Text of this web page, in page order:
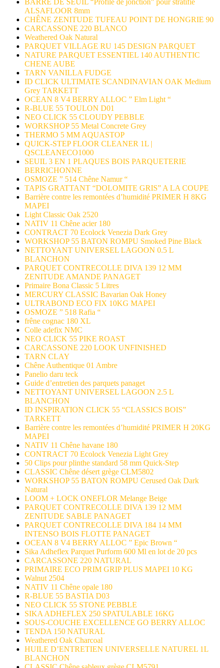
BARRE DE SEUIL “Profilé de jonction” pour stratifié
ALSAFLOOR 8mm
CHÊNE ZENITUDE TUFEAU POINT DE HONGRIE 90
CARCASSONE 220 BLANCO
Weathered Oak Natural
PARQUET VILLAGE RU 145 DESIGN PARQUET
NATURE PARQUET ESSENTIEL 140 AUTHENTIC
CHENE AUBE
TARN VANILLA FUDGE
ID CLICK ULTIMATE SCANDINAVIAN OAK Medium
Grey TARKETT
OCEAN 8 V4 BERRY ALLOC ” Elm Light “
R-BLUE 55 TOULON D01
NEO CLICK 55 CLOUDY PEBBLE
WORKSHOP 55 Metal Concrete Grey
THERMO 5 MM AQUASTOP
QUICK-STEP FLOOR CLEANER 1L |
QSCLEANECO1000
SEUIL 3 EN 1 PLAQUES BOIS PARQUETERIE
BERRICHONNE
OSMOZE ” 514 Chêne Namur “
TAPIS GRATTANT “DOLOMITE GRIS” A LA COUPE
Barrière contre les remontées d’humidité PRIMER H 8KG
MAPEI
Light Classic Oak 2520
NATIV 11 Chêne acier 180
CONTRACT 70 Ecolock Venezia Dark Grey
WORKSHOP 55 BATON ROMPU Smoked Pine Black
NETTOYANT UNIVERSEL LAGOON 0.5 L
BLANCHON
PARQUET CONTRECOLLE DIVA 139 12 MM
ZENITUDE AMANDE PANAGET
Primaire Bona Classic 5 Litres
MERCURY CLASSIC Bavarian Oak Honey
ULTRABOND ECO FIX 10KG MAPEI
OSMOZE ” 518 Rafia “
frêne cognac 180 XL
Colle adefix NMC
NEO CLICK 55 PIKE ROAST
CARCASSONE 220 LOOK UNFINISHED
TARN CLAY
Chêne Authentique 01 Ambre
Panelio daru teck
Guide d’entretien des parquets panaget
NETTOYANT UNIVERSEL LAGOON 2.5 L
BLANCHON
ID INSPIRATION CLICK 55 “CLASSICS BOIS”
TARKETT
Barrière contre les remontées d’humidité PRIMER H 20KG
MAPEI
NATIV 11 Chêne havane 180
CONTRACT 70 Ecolock Venezia Light Grey
50 Clips pour plinthe standard 58 mm Quick-Step
CLASSIC Chêne désert grège CLM5802
WORKSHOP 55 BATON ROMPU Cerused Oak Dark
Natural
LOOM + LOCK ONEFLOR Melange Beige
PARQUET CONTRECOLLE DIVA 139 12 MM
ZENITUDE SABLE PANAGET
PARQUET CONTRECOLLE DIVA 184 14 MM
INTENSO BOIS FLOTTE PANAGET
OCEAN 8 V4 BERRY ALLOC ” Epic Brown “
Sika Adheflex Parquet Purform 600 Ml en lot de 20 pcs
CARCASSONE 220 NATURAL
PRIMAIRE ECO PRIM GRIP PLUS MAPEI 10 KG
Walnut 2504
NATIV 11 Chêne opale 180
R-BLUE 55 BASTIA D03
NEO CLICK 55 STONE PEBBLE
SIKA ADHEFLEX 250 SPATULABLE 16KG
SOUS-COUCHE EXCELLENCE GO BERRY ALLOC
TENDA 150 NATURAL
Weathered Oak Charcoal
HUILE D’ENTRETIEN UNIVERSELLE NATUREL 1L
BLANCHON